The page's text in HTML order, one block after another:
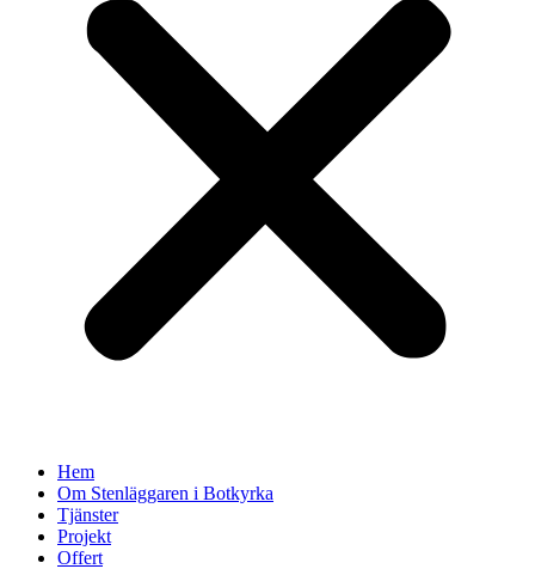
Hem
Om Stenläggaren i Botkyrka
Tjänster
Projekt
Offert